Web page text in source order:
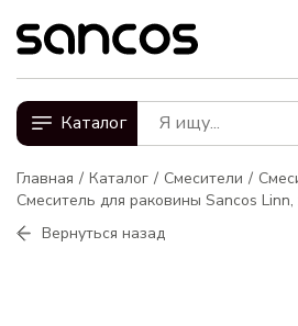
Каталог
Главная Каталог Смесители
Смеситель для раковины Sancos Linn,
Вернуться назад